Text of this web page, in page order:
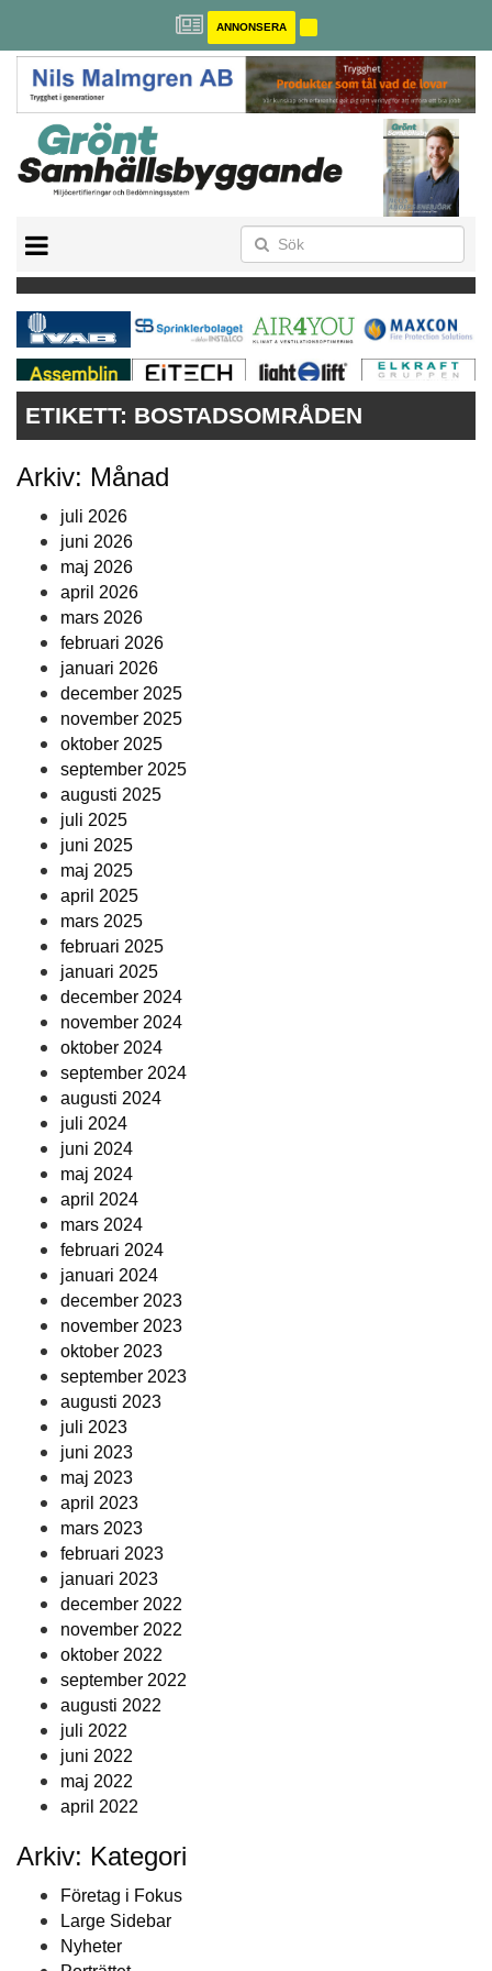
ANNONSERA
MILJÖBYGGNAD
NOLLCO2
CITYLAB
GREENBUILDING
ANNONSERA
ETIKETT: BOSTADSOMRÅDEN
Arkiv: Månad
juli 2026
juni 2026
maj 2026
april 2026
mars 2026
februari 2026
januari 2026
december 2025
november 2025
oktober 2025
september 2025
augusti 2025
juli 2025
juni 2025
maj 2025
april 2025
mars 2025
februari 2025
januari 2025
december 2024
november 2024
oktober 2024
september 2024
augusti 2024
juli 2024
juni 2024
maj 2024
april 2024
mars 2024
februari 2024
januari 2024
december 2023
november 2023
oktober 2023
september 2023
augusti 2023
juli 2023
juni 2023
maj 2023
april 2023
mars 2023
februari 2023
januari 2023
december 2022
november 2022
oktober 2022
september 2022
augusti 2022
juli 2022
juni 2022
maj 2022
april 2022
Arkiv: Kategori
Företag i Fokus
Large Sidebar
Nyheter